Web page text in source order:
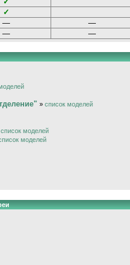
✓
—
—
— —
» список моделей
список моделей
моделей